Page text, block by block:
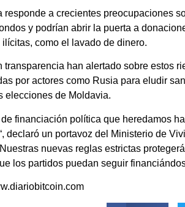
responde a crecientes preocupaciones
y podrían abrir la puerta a
como el lavado de dinero.
transparencia han alertado sobre estos
por actores como Rusia para eludir
elecciones de Moldavia.
de financiación política que heredamos
declaró un portavoz del Ministerio de
nuevas reglas estrictas
los partidos puedan seguir